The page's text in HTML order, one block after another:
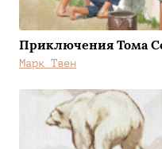
Приключения Тома
Марк Твен